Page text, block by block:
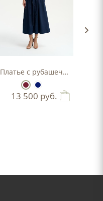
Платье с рубашечным
13 500 руб.